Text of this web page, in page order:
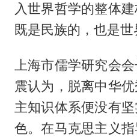
入世界哲学的整体
既是民族的，也是世
上海市儒学研究会
震认为，脱离中华
主知识体系便没有
色。在马克思主义